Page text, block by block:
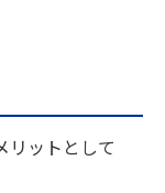
リットとして